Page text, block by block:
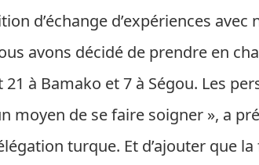
d’échange d’expériences
avons décidé de prendre en
à Bamako et 7 à Ségou. Les
moyen de se faire soigner », a
turque. Et d’ajouter que